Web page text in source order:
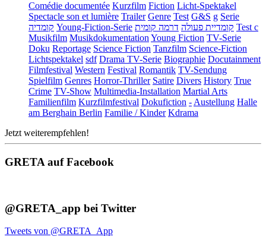
Comédie documentée Kurzfilm Fiction Licht-Spektakel
Spectacle son et lumière Trailer Genre Test G&S g Serie
קומדיה Young-Fiction-Serie קומדיית פעולה דרמה קומית
Test c
Musikfilm MusikdokumentationYoung Fiction TV-Serie
Doku Reportage Science Fiction Tanzfilm Science-Fiction
Lichtspektakel sdf Drama TV-Serie Biographie Docutainment
Filmfestival Western Festival Romantik TV-Sendung
Spielfilm Genres Horror-Thriller Satire Divers History True
Crime TV-Show Multimedia-Installation Martial Arts
Familienfilm Kurzfilmfestival Dokufiction -Austellung Halle
am Berghain Berlin Familie / Kinder Kdrama
Jetzt weiterempfehlen!
GRETA auf Facebook
@GRETA_app bei Twitter
Tweets von @GRETA_App